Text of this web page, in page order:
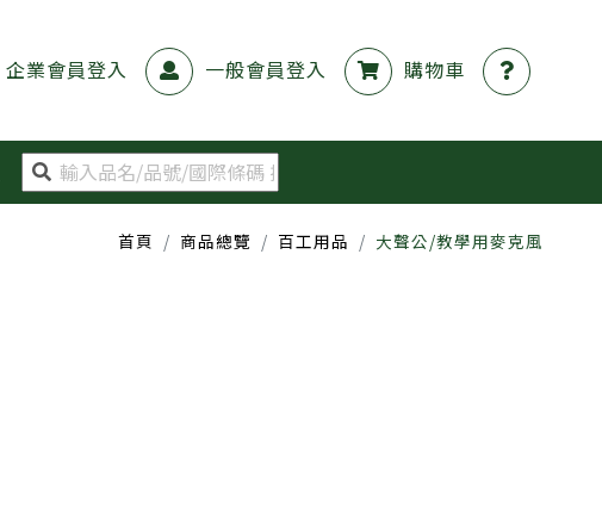
企業會員登入 一般會員登入 購物車
首頁 商品總覽 百工用品 大聲公/教學用麥克風